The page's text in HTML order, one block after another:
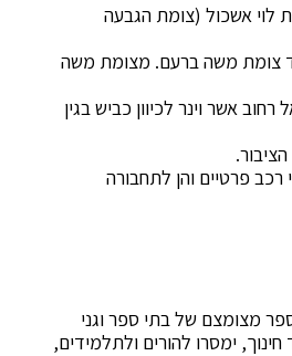
רכב בכביש מס' 1 מצומת שדרות לוי אשכול (צומת הגבעה
צומת משה ברעם. מצומת משה
אשר וינר לכיוון כביש בגין
רכב פרטיים והן לתחבורה
מצומצם של בתי ספר וגני
ימסרו להורים ולתלמידים,